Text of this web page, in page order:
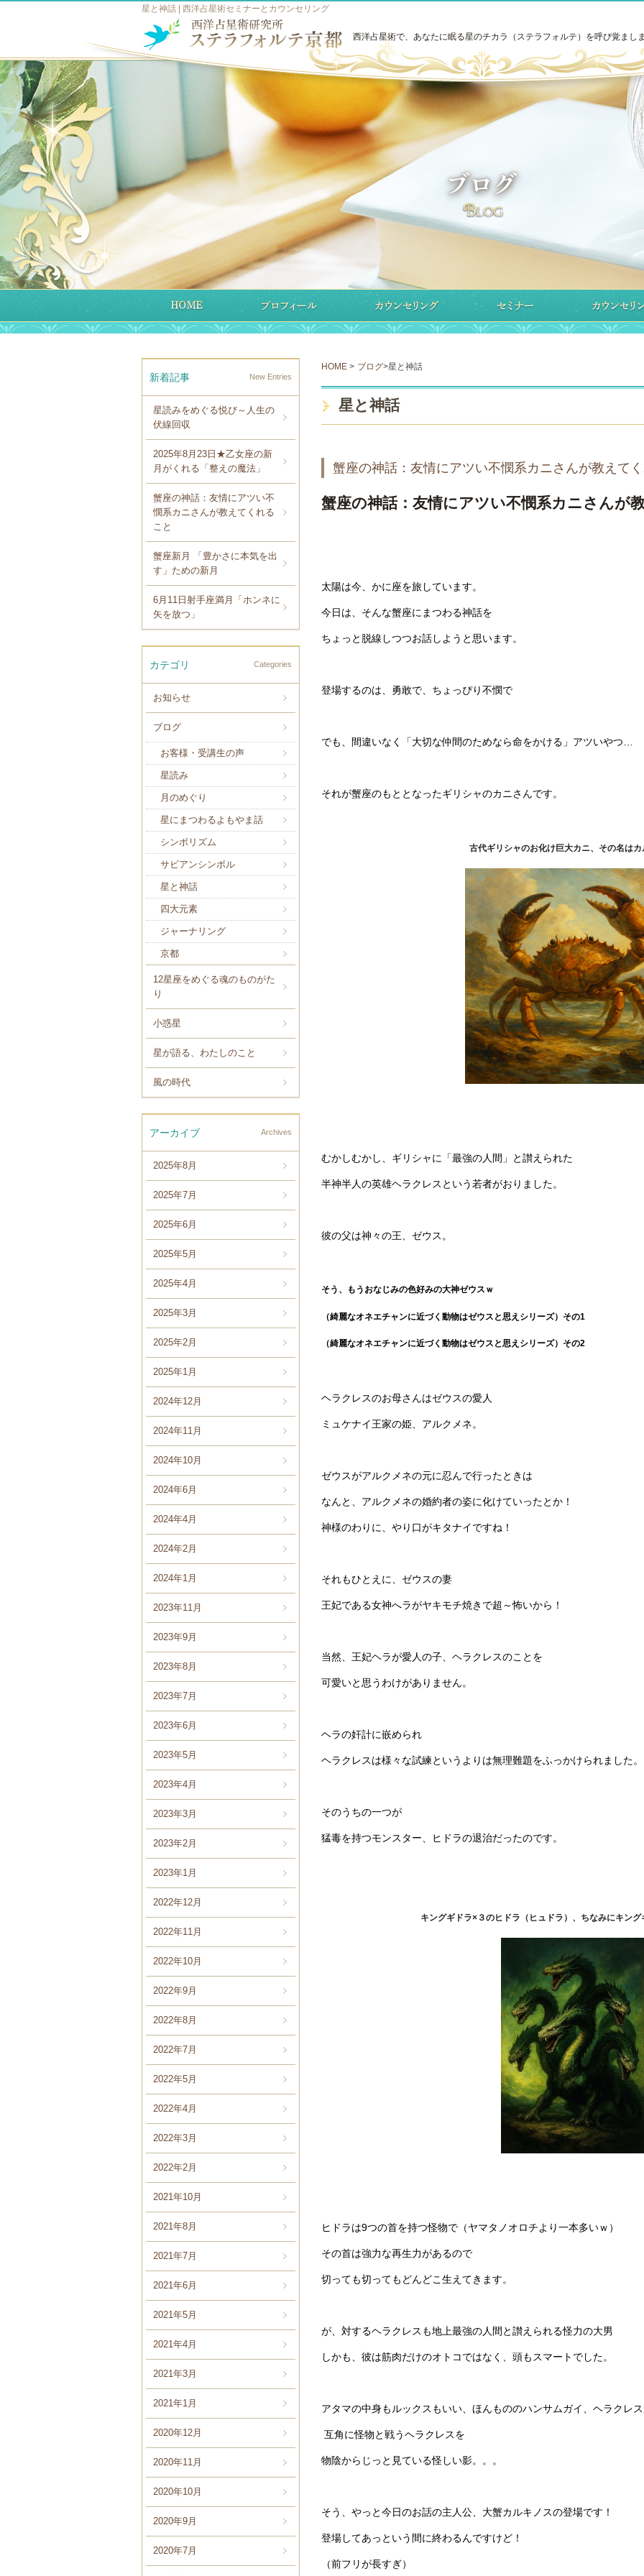
星と神話 | 西洋占星術セミナーとカウンセリング
西洋占星術で、あなたに眠る星のチカラ（ステラフォルテ）を呼び覚まし
新着記事 New Entries
星読みをめぐる悦び～人生の
伏線回収
2025年8月23日★乙女座の新
月がくれる「整えの魔法」
蟹座の神話：友情にアツい不
憫系カニさんが教えてくれる
こと
蟹座新月 「豊かさに本気を出
す」ための新月
6月11日射手座満月「ホンネに
矢を放つ」
カテゴリ Categories
お知らせ
ブログ
お客様・受講生の声
星読み
月のめぐり
星にまつわるよもやま話
シンボリズム
サビアンシンボル
星と神話
四大元素
ジャーナリング
京都
12星座をめぐる魂のものがた
り
小惑星
星が語る、わたしのこと
風の時代
アーカイブ Archives
2025年8月
2025年7月
2025年6月
2025年5月
2025年4月
2025年3月
2025年2月
2025年1月
2024年12月
2024年11月
2024年10月
2024年6月
2024年4月
2024年2月
2024年1月
2023年11月
2023年9月
2023年8月
2023年7月
2023年6月
2023年5月
2023年4月
2023年3月
2023年2月
2023年1月
2022年12月
2022年11月
2022年10月
2022年9月
2022年8月
2022年7月
2022年5月
2022年4月
2022年3月
2022年2月
2021年10月
2021年8月
2021年7月
2021年6月
2021年5月
2021年4月
2021年3月
2021年1月
2020年12月
2020年11月
2020年10月
2020年9月
2020年7月
HOME > ブログ>星と神話
星と神話
蟹座の神話：友情にアツい不憫系カニさんが教えて
蟹座の神話：友情にアツい不憫系カニさんが
太陽は今、かに座を旅しています。
今日は、そんな蟹座にまつわる神話を
ちょっと脱線しつつお話しようと思います。
登場するのは、勇敢で、ちょっぴり不憫で
でも、間違いなく「大切な仲間のためなら命をかける」アツいやつ…
それが蟹座のもととなったギリシャのカニさんです。
古代ギリシャのお化け巨大カニ、その名はカ
むかしむかし、ギリシャに「最強の人間」と讃えられた
半神半人の英雄ヘラクレスという若者がおりました。
彼の父は神々の王、ゼウス。
そう、もうおなじみの色好みの大神ゼウスｗ
（綺麗なオネエチャンに近づく動物はゼウスと思えシリーズ）その1
（綺麗なオネエチャンに近づく動物はゼウスと思えシリーズ） その2
ヘラクレスのお母さんはゼウスの愛人
ミュケナイ王家の姫、アルクメネ。
ゼウスがアルクメネの元に忍んで行ったときは
なんと、アルクメネの婚約者の姿に化けていったとか！
神様のわりに、やり口がキタナイですね！
それもひとえに、ゼウスの妻
王妃である女神へラがヤキモチ焼きで超～怖いから！
当然、王妃ヘラが愛人の子、ヘラクレスのことを
可愛いと思うわけがありません。
ヘラの奸計に嵌められ
ヘラクレスは様々な試練というよりは無理難題をふっかけられました。
そのうちの一つが
猛毒を持つモンスター、ヒドラの退治だったのです。
キングギドラ×３のヒドラ（ヒュドラ）、ちなみにキン
ヒドラは9つの首を持つ怪物で（ヤマタノオロチより一本多いｗ）
その首は強力な再生力があるので
切っても切ってもどんどこ生えてきます。
が、対するヘラクレスも地上最強の人間と讃えられる怪力の大男
しかも、彼は筋肉だけのオトコではなく、頭もスマートでした。
アタマの中身もルックスもいい、ほんもののハンサムガイ、ヘラクレ
互角に怪物と戦うヘラクレスを
物陰からじっと見ている怪しい影。。。
そう、やっと今日のお話の主人公、大蟹カルキノスの登場です！
登場してあっという間に終わるんですけど！
（前フリが長すぎ）